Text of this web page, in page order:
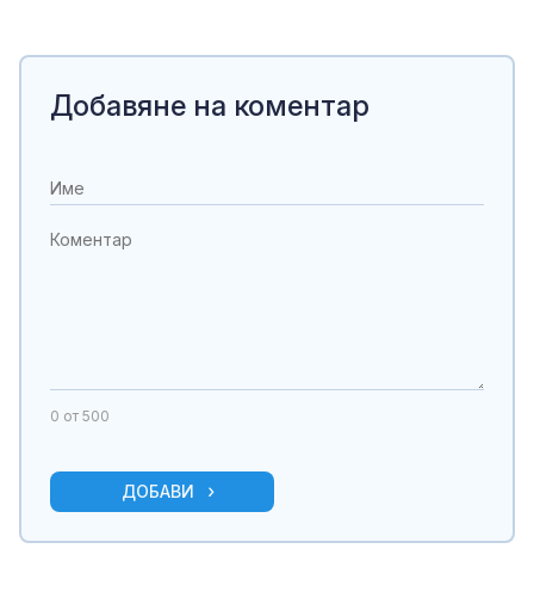
Добавяне на коментар
0 от 500
ДОБАВИ